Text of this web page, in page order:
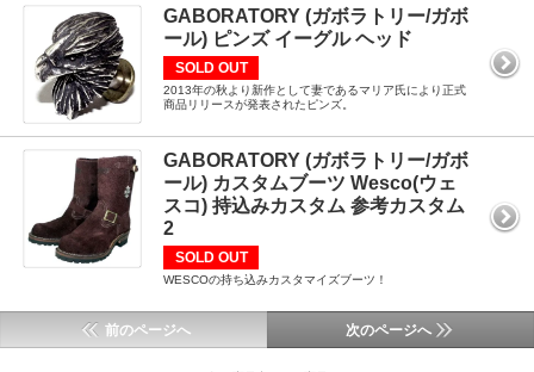
GABORATORY (ガボラトリー/ガボ
ール) ピンズ イーグル ヘッド
SOLD OUT
2013年の秋より新作として妻であるマリア氏により正式
商品リリースが発表されたピンズ。
GABORATORY (ガボラトリー/ガボ
ール) カスタムブーツ Wesco(ウェ
スコ) 持込みカスタム 参考カスタム
2
SOLD OUT
WESCOの持ち込みカスタマイズブーツ！
前のページへ 次のページへ